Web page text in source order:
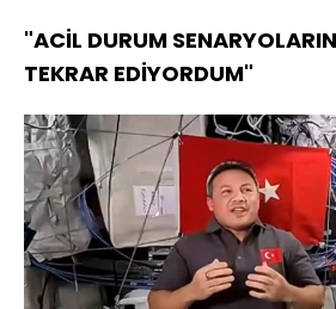
"ACİL DURUM
TEKRAR EDİYORDUM"